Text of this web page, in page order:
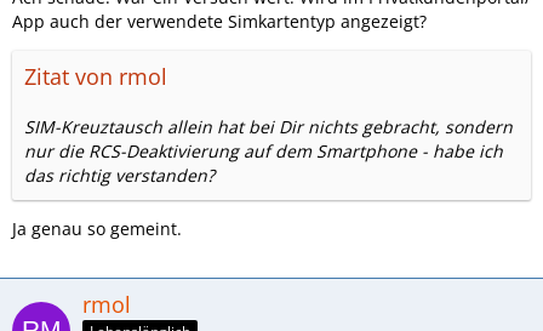
App auch der verwendete Simkartentyp angezeigt?
Zitat von rmol
SIM-Kreuztausch allein hat bei Dir nichts gebracht, sondern
nur die RCS-Deaktivierung auf dem Smartphone - habe ich
das richtig verstanden?
Ja genau so gemeint.
rmol